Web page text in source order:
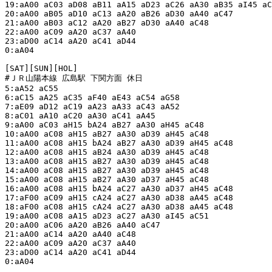
19:aA00 aC03 aD08 aB11 aA15 aD23 aC26 aA30 aB35 aI45
20:aA00 aB05 aD10 aC13 aA20 aB26 aD30 aA40 aC47
21:aA00 aB03 aC12 aA20 aB27 aD30 aA40 aC48
22:aA00 aC09 aA20 aC37 aA40
23:aD00 aC14 aA20 aC41 aD44
0:aA04
[SAT][SUN][HOL]
#ＪＲ山陽本線 広島駅 下関方面 休日
5:aA52 aC55
6:aC15 aA25 aC35 aF40 aE43 aC54 aG58
7:aE09 aD12 aC19 aA23 aA33 aC43 aA52
8:aC01 aA10 aC20 aA30 aC41 aA45
9:aA00 aC03 aH15 bA24 aB27 aA30 aH45 aC48
10:aA00 aC08 aH15 aB27 aA30 aD39 aH45 aC48
11:aA00 aC08 aH15 bA24 aB27 aA30 aD39 aH45 aC48
12:aA00 aC08 aH15 aB24 aA30 aD39 aH45 aC48
13:aA00 aC08 aH15 aB27 aA30 aD39 aH45 aC48
14:aA00 aC08 aH15 aB27 aA30 aD39 aH45 aC48
15:aA00 aC08 aH15 aB27 aA30 aD37 aH45 aC48
16:aA00 aC08 aH15 bA24 aC27 aA30 aD37 aH45 aC48
17:aF00 aC09 aH15 cA24 aC27 aA30 aD38 aA45 aC48
18:aF00 aC08 aH15 cA24 aC27 aA30 aD38 aA45 aC48
19:aA00 aC08 aA15 aD23 aC27 aA30 aI45 aC51
20:aA00 aC06 aA20 aB26 aA40 aC47
21:aA00 aC14 aA20 aA40 aC48
22:aA00 aC09 aA20 aC37 aA40
23:aD00 aC14 aA20 aC41 aD44
0:aA04